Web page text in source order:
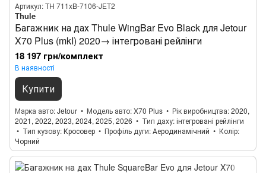
Артикул: TH 711xB-7106-JET2
Thule
Багажник на дах Thule WingBar Evo Black для Jetour
X70 Plus (mkI) 2020→ інтегровані рейлінги
18 197 грн/комплект
В наявності
Купити
Марка авто Jetour Модель авто X70 Plus Рік виробництва 2020,
2021, 2022, 2023, 2024, 2025, 2026
Тип даху інтегровані рейлінги
Тип кузову Кросовер Профіль дуги Аеродинамічний
Колір
Чорний